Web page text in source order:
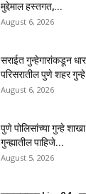
मुद्देमाल हस्तगत,...
August 6, 2026
सराईत गुन्हेगारांकडून
परिसरातील पुणे शहर
August 6, 2026
पुणे पोलिसांच्या गुन्हे
गुन्ह्यातील पाहिजे...
August 5, 2026